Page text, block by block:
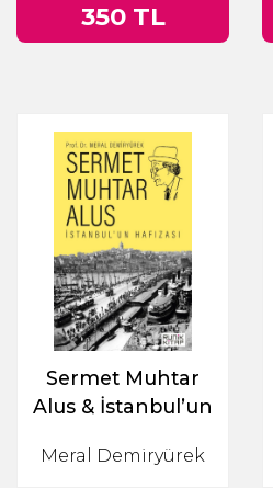
350 TL
Sermet Muhtar
Alus & İstanbul’un
Meral Demiryürek